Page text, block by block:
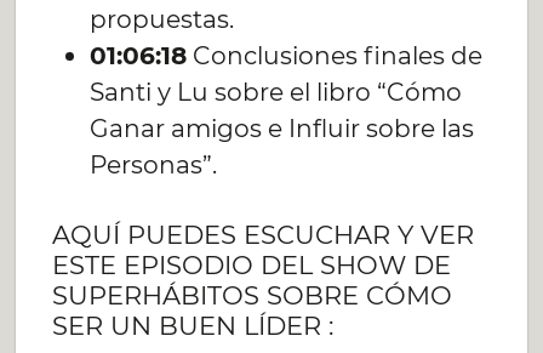
propuestas.
01:06:18Conclusiones finales de
Santi y Lu sobre el libro “Cómo
Ganar amigos e Influir sobre las
Personas”.
AQUÍ PUEDES ESCUCHAR Y VER
ESTE EPISODIO DEL SHOW DE
SUPERHÁBITOS SOBRE CÓMO
SER UN BUEN LÍDER :